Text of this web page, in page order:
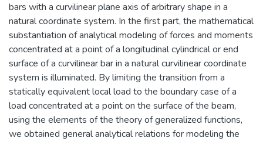
bars with a curvilinear plane axis of arbitrary shape in a
natural coordinate system. In the first part, the mathematical
substantiation of analytical modeling of forces and moments
concentrated at a point of a longitudinal cylindrical or end
surface of a curvilinear bar in a natural curvilinear coordinate
system is illuminated. By limiting the transition from a
statically equivalent local load to the boundary case of a
load concentrated at a point on the surface of the beam,
using the elements of the theory of generalized functions,
we obtained general analytical relations for modeling the